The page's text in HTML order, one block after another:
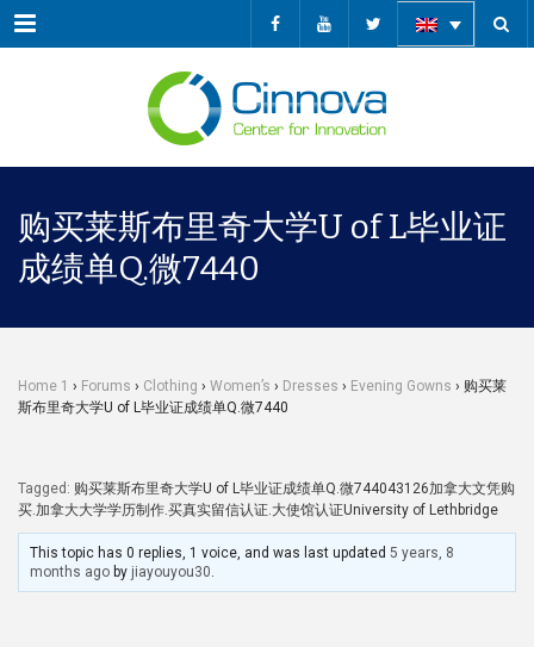
Menu
购买莱斯布里奇大学U of L毕业证
成绩单Q.微7440
Home 1 › Forums › Clothing › Women’s › Dresses › Evening Gowns › 购买莱
斯布里奇大学U of L毕业证成绩单Q.微7440
Tagged: 购买莱斯布里奇大学U of L毕业证成绩单Q.微744043126加拿大文凭购
买.加拿大大学学历制作.买真实留信认证.大使馆认证University of Lethbridge
This topic has 0 replies, 1 voice, and was last updated5 years, 8
months ago by jiayouyou30.